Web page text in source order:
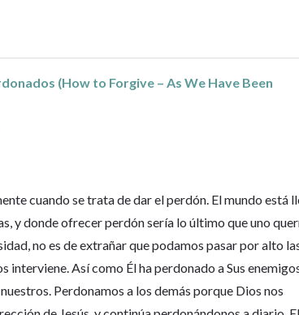
(How to Forgive – As We Have Been
cuando se trata de dar el perdón. El mundo está
y donde ofrecer perdón sería lo último que uno
no es de extrañar que podamos pasar por alto
interviene. Así como Él ha perdonado a Sus
Perdonamos a los demás porque Dios nos